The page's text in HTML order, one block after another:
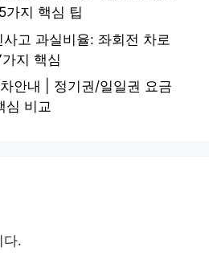
가지 핵심 팁
고 과실비율: 좌회전 차로
지 핵심
안내 | 정기권/일일권 요금
심 비교
다.